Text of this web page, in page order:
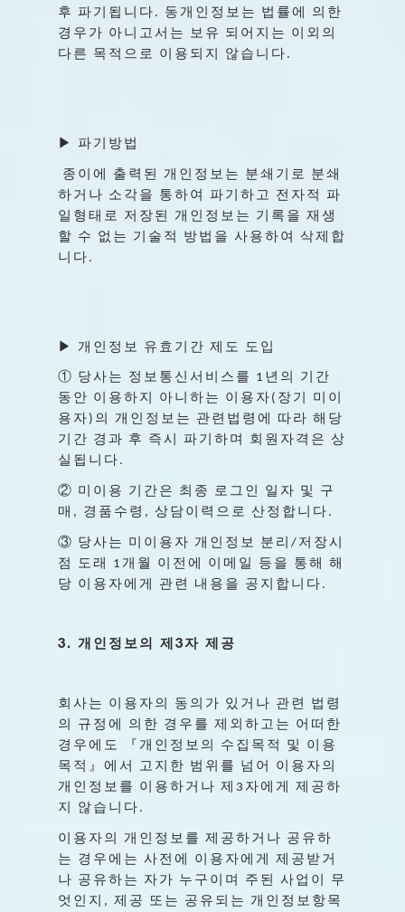
후 파기됩니다 . 동개인정보는 법률에
의한
경우가 아니고서는 보유 되어지는 이외의
다른 목적으로 이용되지 않습니다 .
▶ 파기방법
종이에 출력된 개인정보는 분쇄기로
분쇄
하거나 소각을 통하여 파기하고 전자적
파
일형태로
저장된 개인정보는 기록을 재생
할 수 없는 기술적 방법을 사용하여
삭제합
니다 .
▶ 개인정보 유효기간 제도 도입
① 당사는 정보통신서비스를 1 년의
기간
동안 이용하지 아니하는 이용자 ( 장기
미이
용자 ) 의 개인정보는 관련법령에 따라 해당
기간 경과 후 즉시 파기하며 회원자격은 상
실됩니다 .
② 미이용 기간은 최종 로그인 일자 및
구
매 , 경품수령 , 상담이력으로 산정합니다 .
③ 당사는 미이용자 개인정보 분리 / 저장시
점
도래 1 개월 이전에 이메일 등을 통해 해
당 이용자에게 관련 내용을 공지합니다 .
3. 개인정보의 제 3자 제공
회사는 이용자의 동의가 있거나 관련
법령
의
규정에 의한 경우를 제외하고는 어떠한
경우에도
『개인정보의 수집목적 및
이용
목적』에서
고지한 범위를 넘어
이용자의
개인정보를 이용하거나 제 3 자에게
제공하
지
않습니다 .
이용자의 개인정보를 제공하거나 공유하
는 경우에는 사전에 이용자에게
제공받거
나 공유하는 자가 누구이며 주된 사업이
무
엇인지 , 제공 또는 공유되는 개인정보항목